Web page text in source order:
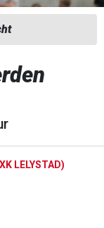
LELYSTAD)